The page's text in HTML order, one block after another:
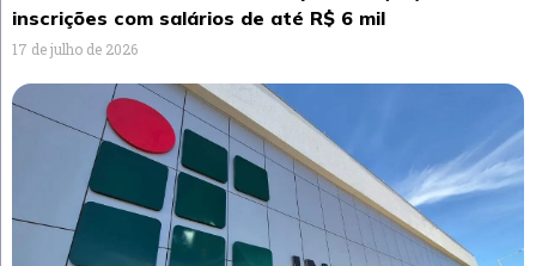
inscrições com salários de até R$ 6 mil
17 de julho de 2026